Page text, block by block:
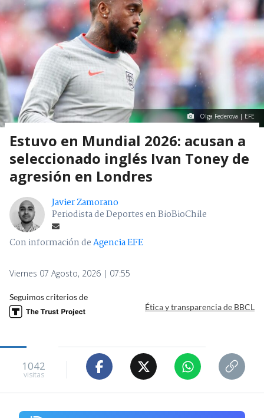
Olga Federova | EFE
Estuvo en Mundial 2026: acusan a
seleccionado inglés Ivan Toney de
agresión en Londres
Javier Zamorano
Periodista de Deportes en BioBioChile
Con información deAgencia EFE
Viernes 07 Agosto, 2026 | 07:55
Seguimos criterios de
Ética y transparencia de BBCL
1042
visitas